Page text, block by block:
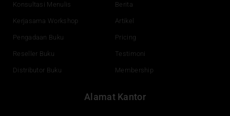
Konsultasi Menulis
Kerjasama Workshop
Pengadaan Buku
Reseller Buku
Distributor Buku
Berita
Artikel
Pricing
Testimoni
Membership
Alamat Kantor